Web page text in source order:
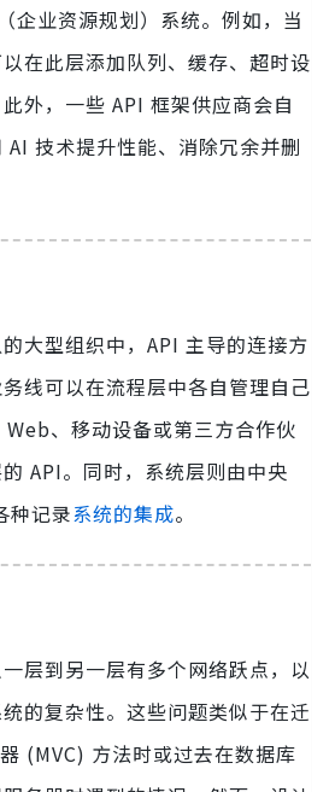
企业资源规划）系统。例如，当
在此层添加队列、缓存、超时设
外，一些 API 框架供应商会自
AI 技术提升性能、消除冗余并删
大型组织中，API 主导的连接方
线可以在流程层中各自管理自己
、移动设备或第三方合作伙
API。同时，系统层则由中央
种记录系统的集成。
层到另一层有多个网络跃点，以
的复杂性。这些问题类似于在迁
(MVC) 方法时或过去在数据库